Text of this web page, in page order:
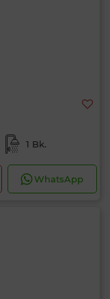
1 Bk.
WhatsApp